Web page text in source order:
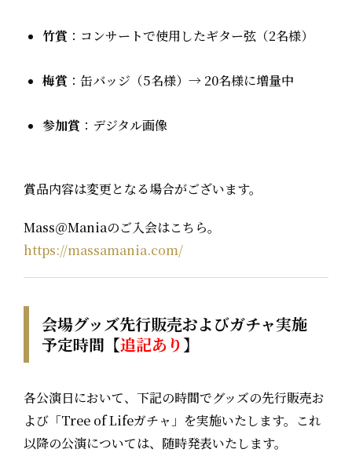
竹賞 ：コンサートで使用したギター弦（2名様）
梅賞 ： 缶バッジ（5名様）→ 20名様に増量中
参加賞 ： デジタル画像
賞品内容は変更となる場合がございます。
Mass＠Maniaのご入会はこちら。
https://massamania.com/
会場グッズ先行販売およびガチャ実施
予定時間【追記あり】
各公演日において、下記の時間でグッズの先行販売お
よび「Tree of Lifeガチャ」を実施いたします。これ
以降の公演については、随時発表いたします。